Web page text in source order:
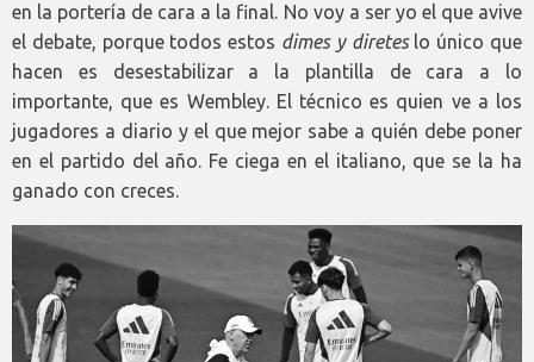
en la portería de cara a la final. No voy a ser yo el que avive
el debate, porque todos estos dimes y diretes lo único que
hacen es desestabilizar a la plantilla de cara a lo
importante, que es Wembley. El técnico es quien ve a los
jugadores a diario y el que mejor sabe a quién debe poner
en el partido del año. Fe ciega en el italiano, que se la ha
ganado con creces.